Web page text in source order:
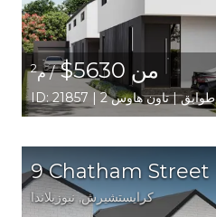
من 5630$ / م2
ID: 21857 | 2 طوابق | تاون هاوس
9 Chatham Street
كرايستشيرش, نيوزيلاندا